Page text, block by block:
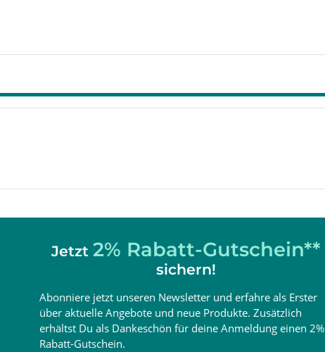
Jetzt 2% Rabatt-Gutschein**
sichern!
Abonniere jetzt unseren Newsletter und erfahre als Erster
über aktuelle Angebote und neue Produkte. Zusätzlich
erhältst Du als Dankeschön für deine Anmeldung einen 2%
Rabatt-Gutschein.